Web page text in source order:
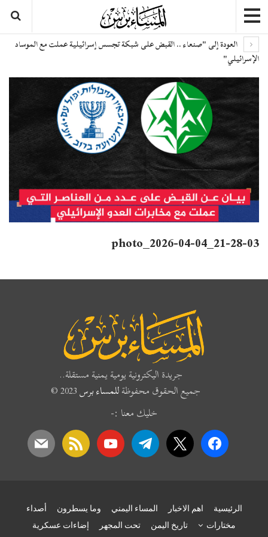
العودة إلى "صنعاء .. القبض على شبكة تجسس إسرائيلية عملت مع الموساد
الإسرائيلي"
photo_2026-04-04_21-28-03
جريدة اليكترونية يومية يمنية مستقلة..
جميع الحقوق محفوظةللمساء برس
خليك معنا :-
facebook
x
telegram
youtube
rss
mail
الرئيسية اهم الاخبار المساء اليمني وما يسطرون
أصداء
مختارات
تاريخ اليمن تحت المجهر إضاءات عسكرية